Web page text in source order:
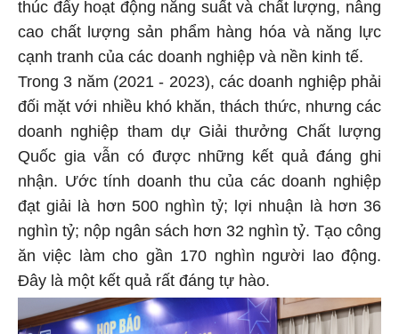
thúc đẩy hoạt động năng suất và chất lượng, nâng
cao chất lượng sản phẩm hàng hóa và năng lực
cạnh tranh của các doanh nghiệp và nền kinh tế.
Trong 3 năm (2021 - 2023), các doanh nghiệp phải
đối mặt với nhiều khó khăn, thách thức, nhưng các
doanh nghiệp tham dự Giải thưởng Chất lượng
Quốc gia vẫn có được những kết quả đáng ghi
nhận. Ước tính doanh thu của các doanh nghiệp
đạt giải là hơn 500 nghìn tỷ; lợi nhuận là hơn 36
nghìn tỷ; nộp ngân sách hơn 32 nghìn tỷ. Tạo công
ăn việc làm cho gần 170 nghìn người lao động.
Đây là một kết quả rất đáng tự hào.